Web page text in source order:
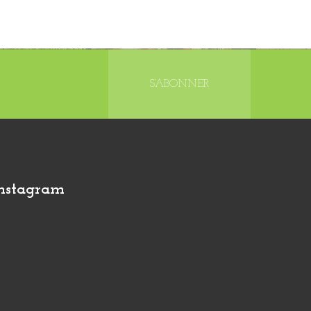
S’ABONNER